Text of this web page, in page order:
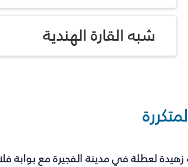
شبه القارة الهندية
زهيدة لعطلة في مدينة الفجيرة مع بوابة